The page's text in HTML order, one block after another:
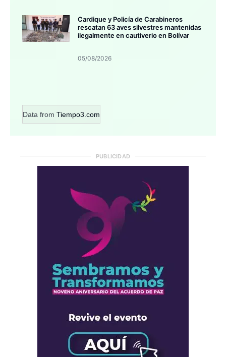
Cardique y Policía de Carabineros
rescatan 63 aves silvestres mantenidas
ilegalmente en cautiverio en Bolívar
05/08/2026
Data from Tiempo3.com
PUBLICIDAD